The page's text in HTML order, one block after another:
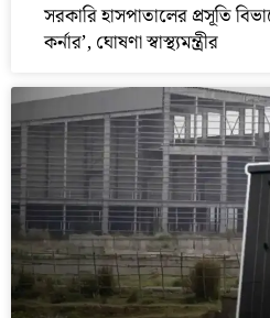
সরকারি হাসপাতালের প্রসূতি
কর্নার’, ঘোষণা স্বাস্থ্যমন্ত্রীর